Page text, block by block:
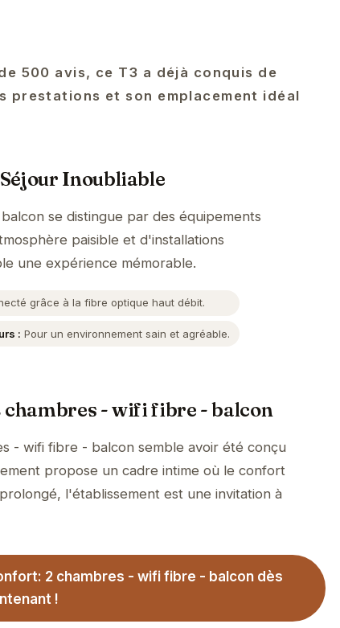
500 avis, ce T3 a déjà conquis de
prestations et son emplacement idéal
Inoubliable
se distingue par des équipements
paisible et d'installations
une expérience mémorable.
grâce à la fibre optique haut débit.
: Pour un environnement sain et agréable.
chambres - wifi fibre - balcon
- wifi fibre - balcon semble avoir été conçu
propose un cadre intime où le confort
l'établissement est une invitation à
2 chambres - wifi fibre - balcon dès
!